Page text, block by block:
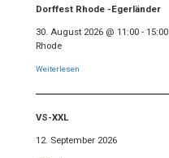
Dorffest Rhode -Egerländer
30. August 2026 @ 11:00 - 15:00
Rhode
Weiterlesen
VS-XXL
12. September 2026